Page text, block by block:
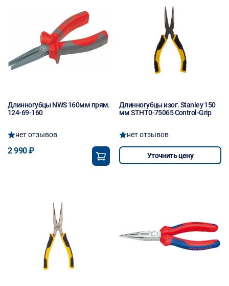
Длинногубцы NWS 160мм прям.
124-69-160
нет отзывов
2 990 ₽
Длинногубцы изог. Stanley 150
мм STHT0-75065 Control-Grip
нет отзывов
Уточнить цену